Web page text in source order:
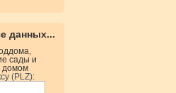
данных...
сады и
домом
(PLZ):